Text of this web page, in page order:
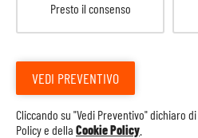
Presto il consenso
VEDI PREVENTIVO
Cliccando su "Vedi Preventivo" dichiaro
Policye della Cookie Policy